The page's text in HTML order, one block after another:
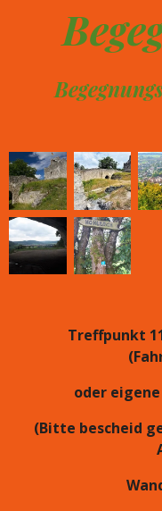
Hauptinhalt
Treffpunkt
oder
(Bitte bescheid